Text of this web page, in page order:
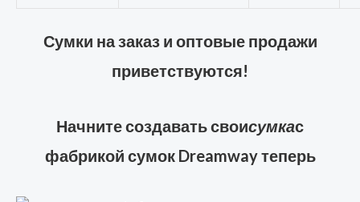
Сумки на заказ и оптовые продажи
приветствуются!
Начните создавать своисумкас
фабрикой сумок Dreamway теперь